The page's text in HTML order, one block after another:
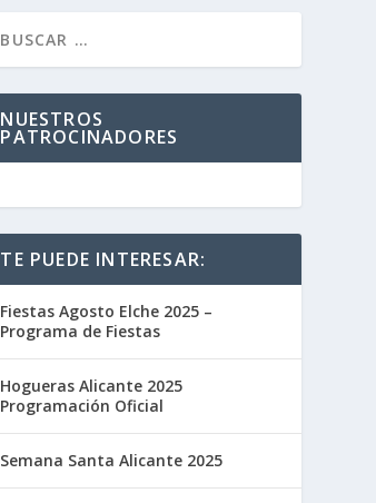
NUESTROS
PATROCINADORES
TE PUEDE INTERESAR:
Fiestas Agosto Elche 2025 –
Programa de Fiestas
Hogueras Alicante 2025
Programación Oficial
Semana Santa Alicante 2025